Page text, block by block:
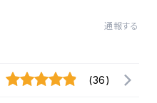
通報する
(36)